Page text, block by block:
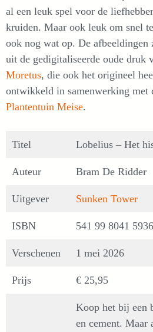
al een leuk spel voor de
kruiden. Maar ook leuk om snel
ook nog wat op. De afbeeldingen
uit de gedigitaliseerde oude druk
Moretus, die ook het origineel
ontwikkeld in samenwerking met
Plantentuin Meise.
Titel Lobelius – Het
Auteur Bram De Ridder
Uitgever Sunken Tower
ISBN 541 99 8041 5936
Verschenen 1 mei 2026
Prijs € 25,95
Koop het bij een
en cement. Maar